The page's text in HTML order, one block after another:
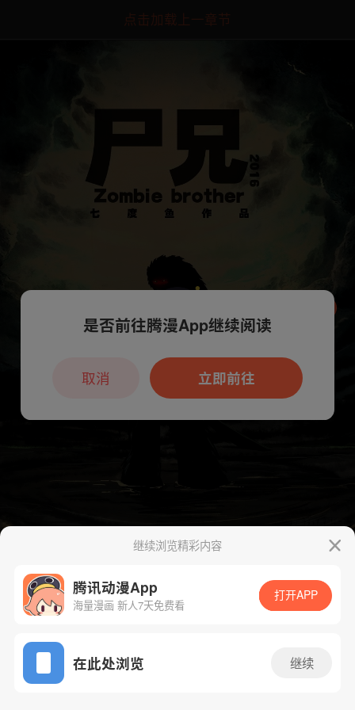
点击加载上一章节
App免费看
下一话 腾漫App免费看
继续浏览精彩内容
腾讯动漫App
海量漫画 新人7天免费看
打开APP
在此处浏览 继续
本章节仅支持App阅读，可打开App新用
户7天免费看
是否前往腾漫App继续阅读
立即前往
取消